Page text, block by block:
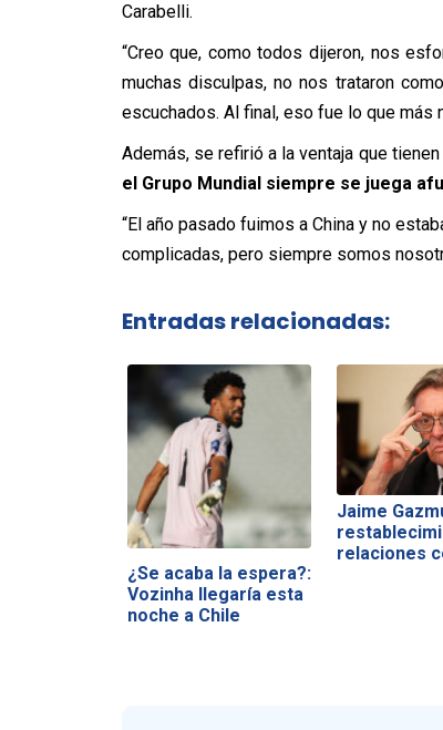
Carabelli.
“Creo que, como todos dijeron, nos
muchas disculpas, no nos trataron
escuchados. Al final, eso fue lo que más
Además, se refirió a la ventaja que
el Grupo Mundial siempre se juega
“El año pasado fuimos a China y no
complicadas, pero siempre somos
Entradas relacionadas:
¿Se acaba la espera?:
Vozinha llegaría esta
noche a Chile
Jaime
relaciones